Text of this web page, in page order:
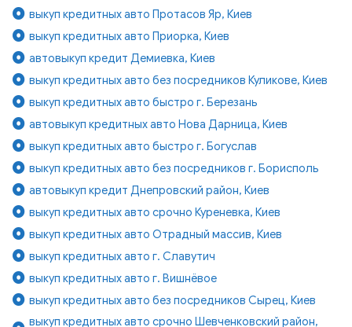
выкуп кредитных авто Протасов Яр, Киев
выкуп кредитных авто Приорка, Киев
автовыкуп кредит Демиевка, Киев
выкуп кредитных авто без посредников Куликове, Киев
выкуп кредитных авто быстро г. Березань
автовыкуп кредитных авто Нова Дарница, Киев
выкуп кредитных авто быстро г. Богуслав
выкуп кредитных авто без посредников г. Борисполь
автовыкуп кредит Днепровский район, Киев
выкуп кредитных авто срочно Куреневка, Киев
выкуп кредитных авто Отрадный массив, Киев
выкуп кредитных авто г. Славутич
выкуп кредитных авто г. Вишнёвое
выкуп кредитных авто без посредников Сырец, Киев
выкуп кредитных авто срочно Шевченковский район,